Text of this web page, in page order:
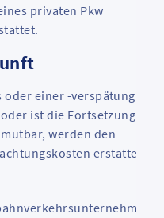
privaten Pkw
einer -verspätung
ist die Fortsetzung
werden den
erstattet,